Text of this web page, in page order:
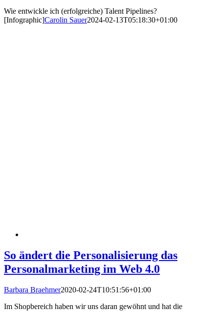
Wie entwickle ich (erfolgreiche) Talent Pipelines?
[Infographic]Carolin Sauer2024-02-13T05:18:30+01:00
So ändert die Personalisierung das
Personalmarketing im Web 4.0
Barbara Braehmer2020-02-24T10:51:56+01:00
Im Shopbereich haben wir uns daran gewöhnt und hat die